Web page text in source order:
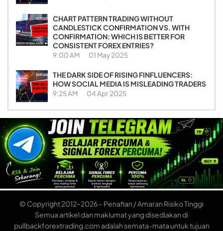
CHART PATTERN TRADING WITHOUT
CANDLESTICK CONFIRMATION VS. WITH
CONFIRMATION: WHICH IS BETTER FOR
CONSISTENT FOREX ENTRIES?
9:00 AM 01 May 2025
THE DARK SIDE OF RISING FINFLUENCERS:
HOW SOCIAL MEDIA IS MISLEADING TRADERS
9:25 AM 04 Apr 2025
© Copyright 2012~2026 – Penafian / Amaran Risiko Tinggi
Semua artikel dan maklumat yang disediakan di
pullbackforextrading.com adalah semata-mata untuk tujuan